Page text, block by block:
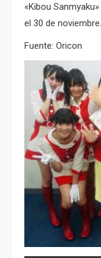
«Kibou
el 30 de noviembre.
Fuente: Oricon